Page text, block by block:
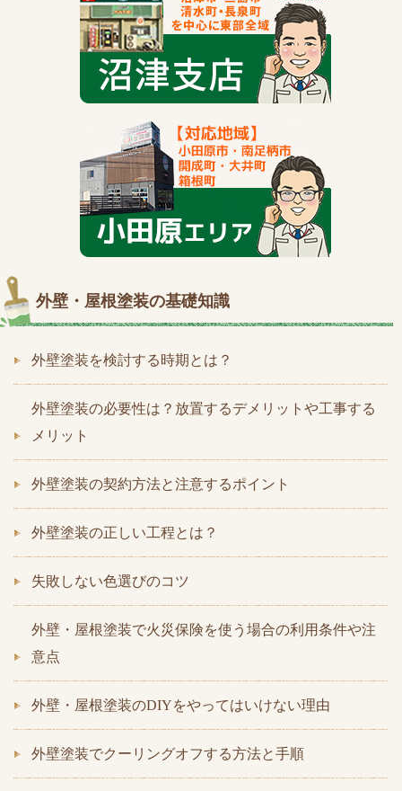
外壁・屋根塗装の基礎知識
外壁塗装を検討する時期とは？
外壁塗装の必要性は？放置するデメリットや工事する
メリット
外壁塗装の契約方法と注意するポイント
外壁塗装の正しい工程とは？
失敗しない色選びのコツ
外壁・屋根塗装で火災保険を使う場合の利用条件や注
意点
外壁・屋根塗装のDIYをやってはいけない理由
外壁塗装でクーリングオフする方法と手順